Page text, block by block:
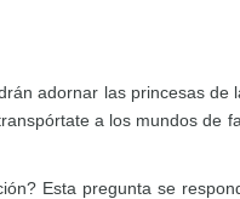
adornar las princesas de
a los mundos de
Esta pregunta se